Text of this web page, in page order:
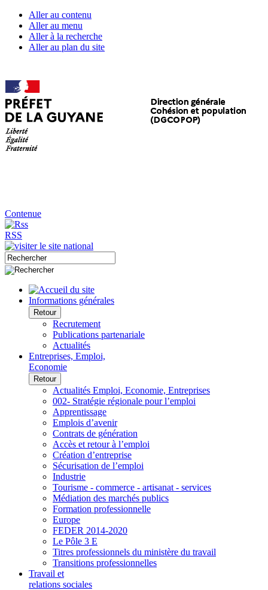
Aller au contenu
Aller au menu
Aller à la recherche
Aller au plan du site
Contenue
RSS
Informations générales
Retour
Recrutement
Publications partenariale
Actualités
Entreprises, Emploi,
Economie
Retour
Actualités Emploi, Economie, Entreprises
002- Stratégie régionale pour l’emploi
Apprentissage
Emplois d’avenir
Contrats de génération
Accès et retour à l’emploi
Création d’entreprise
Sécurisation de l’emploi
Industrie
Tourisme - commerce - artisanat - services
Médiation des marchés publics
Formation professionnelle
Europe
FEDER 2014-2020
Le Pôle 3 E
Titres professionnels du ministère du travail
Transitions professionnelles
Travail et
relations sociales